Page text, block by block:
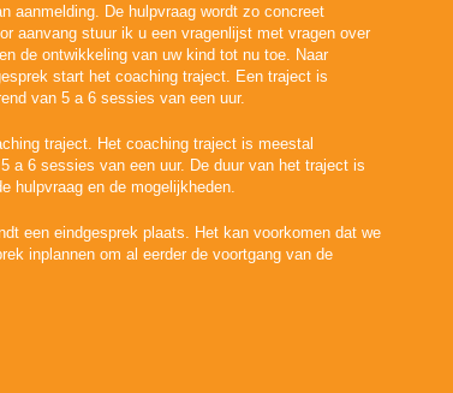
aanmelding. De hulpvraag wordt zo concreet
aanvang stuur ik u een vragenlijst met vragen over
de ontwikkeling van uw kind tot nu toe. Naar
start het coaching traject. Een traject is
van 5 a 6 sessies van een uur.
traject. Het coaching traject is meestal
a 6 sessies van een uur. De duur van het traject is
hulpvraag en de mogelijkheden.
een eindgesprek plaats. Het kan voorkomen dat we
inplannen om al eerder de voortgang van de